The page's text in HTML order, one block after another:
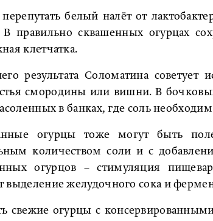
белый налёт от
В правильно сквашенных огурцах
клетчатка.
результата Соломатина советует
смородины или вишни. В
в банках, где соль
огурцы тоже могут быть
количеством соли и с
огурцов – стимуляция
выделение желудочного сока и
свежие огурцы с